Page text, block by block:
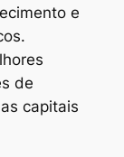
e
de
capitais